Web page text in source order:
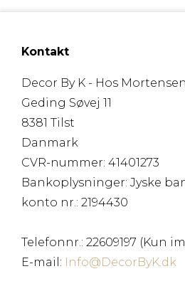
Kontakt
Decor By K - Hos
Geding Søvej 11
8381 Tilst
Danmark
CVR-nummer: 41401273
Bankoplysninger: Jyske
konto nr.: 2194430
Telefonnr.: 22609197 (Kun
E-mail : Info@DecorByK.dk